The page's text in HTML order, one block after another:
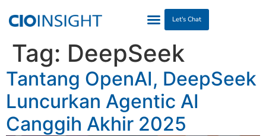
Let's Chat
Tag: DeepSeek
Tantang OpenAI, DeepSeek
Luncurkan Agentic AI
Canggih Akhir 2025